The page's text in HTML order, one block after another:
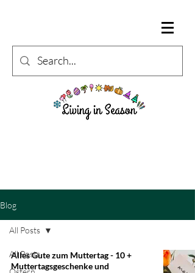
Blog
All Posts
All Posts
Alles Gute zum Muttertag - 10 +
Muttertagsgeschenke und